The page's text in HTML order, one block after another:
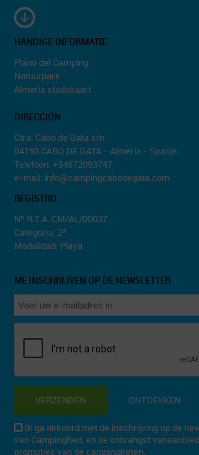
HANDIGE INFORMATIE
Plano del Camping
Natuurpark
Almería stadskaart
DIRECCIÓN
Ctra. Cabo de Gata s/n
04150 CABO DE GATA - Almería - Spanje.
Telefoon. +34672093747
e-mail: info@campingcabodegata.com
REGISTRO
Nº R.T.A. CM/AL/00037
Categoría: 2ª
Modalidad: Playa
ME INSCHRIJVEN OP DE NEWSLETTER
VERZENDEN ONTDEKKEN
Ik ga akkoord met de inschrijving op de
van CampingRed, en de ontvangst
promoties van de campingketen.